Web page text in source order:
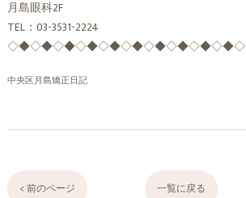
月島眼科2F
TEL：03-3531-2224
◇◆◇◆◇◆◇◆◇◆◇◆◇◆◇◆◇◆◇◆◇
中央区月島矯正日記
< 前のページ 一覧に戻る